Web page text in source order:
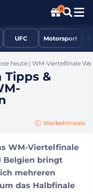
11
UFC Motorsport
heute | WM-Viertelfinale
Tipps &
Werbehinweis
WM-Viertelfinale
Belgien bringt
mehreren
das Halbfinale